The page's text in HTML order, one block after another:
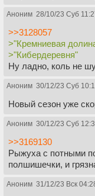
Аноним 28/10/23 Суб
>>3128057
>"Кремниевая
>"Кибердеревня"
Ну ладно, коль не
Аноним 30/12/23 Суб
Новый сезон уже
Аноним 30/12/23 Суб
>>3169130
Рыжуха с потными
полшишечки, и
Аноним 31/12/23 Вск